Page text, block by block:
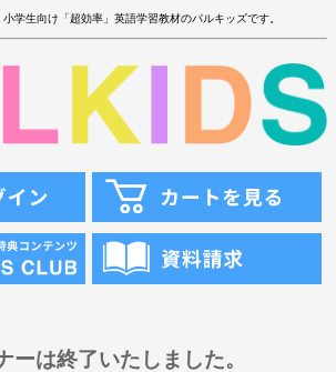
学生向け「超効率」英語学習教材のパルキッズです。
ーは終了いたしました。